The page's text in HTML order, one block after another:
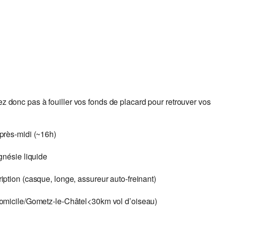
donc pas à fouiller vos fonds de placard pour retrouver vos
midi (~16h)
liquide
(casque, longe, assureur auto-freinant)
Gometz-le-Châtel<30km vol d’oiseau)